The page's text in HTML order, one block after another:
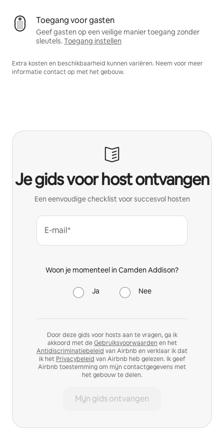
Toegang voor gasten
Geef gasten op een veilige manier toegang zonder
sleutels.Toegang instellen
Extra kosten en beschikbaarheid kunnen variëren. Neem voor meer
informatie contact op met het gebouw.
Je gids voor host ontvangen
Een eenvoudige checklist voor succesvol hosten
E-mail*
Woon je momenteel in Camden Addison?
Ja Nee
Door deze gids voor hosts aan te vragen, ga ik
akkoord met deGebruiksvoorwaarden en het
Antidiscriminatiebeleid van Airbnb en verklaar ik dat
ik het Privacybeleid van Airbnb heb gelezen. Ik geef
Airbnb toestemming om mijn contactgegevens met
het gebouw te delen.
Mijn gids ontvangen